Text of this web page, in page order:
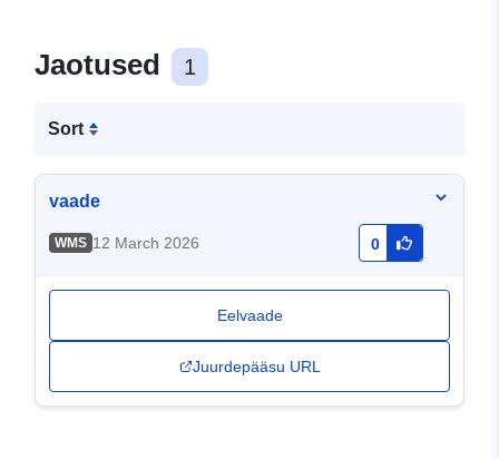
Jaotused 1
Sort
vaade
WMS 12 March 2026 0
Eelvaade
Juurdepääsu URL